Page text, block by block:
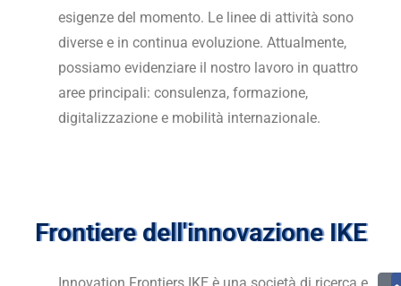
esigenze del momento. Le linee di attività sono
diverse e in continua evoluzione. Attualmente,
possiamo evidenziare il nostro lavoro in quattro
aree principali: consulenza, formazione,
digitalizzazione e mobilità internazionale.
Frontiere dell'innovazione IKE